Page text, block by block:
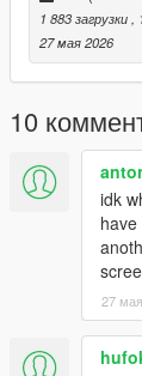
- To ride a car
Installation
Copy “jettagli”
– dlcpacks
update >
put this:
1 883 загрузки
27 мая 2026
10
idk
27